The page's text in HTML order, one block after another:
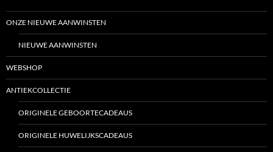
ONZE NIEUWE AANWINSTEN
NIEUWE AANWINSTEN
WEBSHOP
ANTIEKCOLLECTIE
ORIGINELE GEBOORTECADEAUS
ORIGINELE HUWELIJKSCADEAUS